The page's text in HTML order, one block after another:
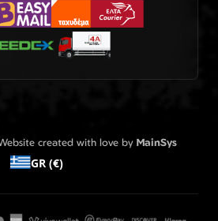
created with love by MainSys
GR (€)